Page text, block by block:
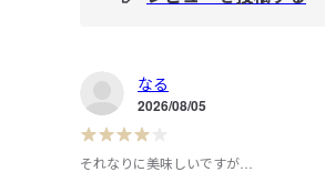
なる
2026/08/05
それなりに美味しいですが…